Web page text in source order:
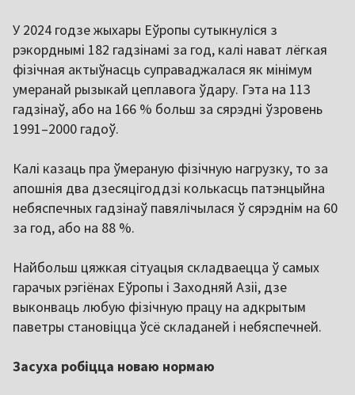
У 2024 годзе жыхары Еўропы сутыкнуліся з
рэкорднымі 182 гадзінамі за год, калі нават лёгкая
фізічная актыўнасць суправаджалася як мінімум
умеранай рызыкай цеплавога ўдару. Гэта на 113
гадзінаў, або на 166 % больш за сярэдні ўзровень
1991–2000 гадоў.
Калі казаць пра ўмераную фізічную нагрузку, то за
апошнія два дзесяцігоддзі колькасць патэнцыйна
небяспечных гадзінаў павялічылася ў сярэднім на 60
за год, або на 88 %.
Найбольш цяжкая сітуацыя складваецца ў самых
гарачых рэгіёнах Еўропы і Заходняй Азіі, дзе
выконваць любую фізічную працу на адкрытым
паветры становіцца ўсё складаней і небяспечней.
Засуха робіцца новаю нормаю